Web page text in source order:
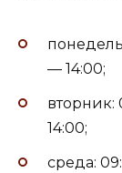
— 14:00;
вторник:
14:00;
среда: